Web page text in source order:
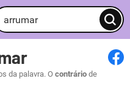
da palavra. Ocontrário de